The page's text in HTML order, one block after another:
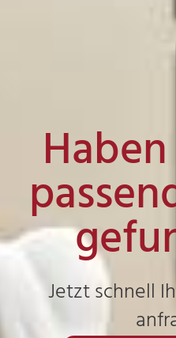
Jetzt schnell